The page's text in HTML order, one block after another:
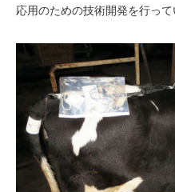
応用のための技術開発を行って